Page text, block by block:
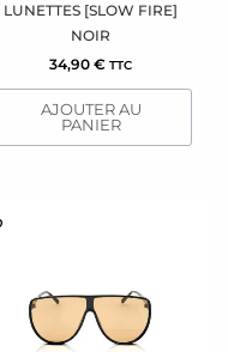
LUNETTES [SLOW FIRE]
NOIR
34,90 € TTC
AJOUTER AU
PANIER